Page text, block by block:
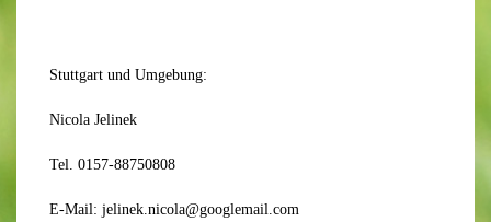
Stuttgart und Umgebung:
Nicola Jelinek
Tel. 0157-88750808
E-Mail: jelinek.nicola@googlemail.com